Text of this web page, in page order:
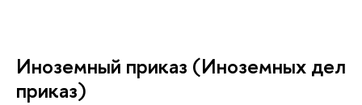
Иноземный приказ (Иноземных дел
приказ)